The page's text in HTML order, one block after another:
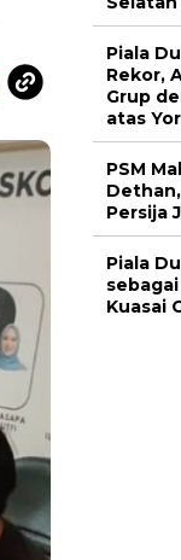
Piala
Rekor,
Grup
atas
PSM
Persija
Piala
Kuasai